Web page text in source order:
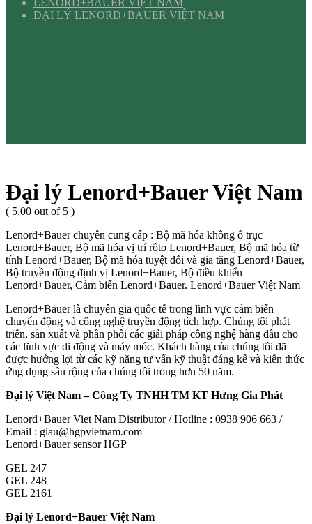
LENORD+BAUER VIỆT NAM
ĐẠI LÝ LENORD+BAUER VIỆT NAM
Đại lý Lenord+Bauer Việt Nam
( 5.00 out of 5 )
Lenord+Bauer chuyên cung cấp : Bộ mã hóa không ổ trục
Lenord+Bauer, Bộ mã hóa vị trí rôto Lenord+Bauer, Bộ mã hóa từ
tính Lenord+Bauer, Bộ mã hóa tuyệt đối và gia tăng Lenord+Bauer,
Bộ truyền động định vị Lenord+Bauer, Bộ điều khiển
Lenord+Bauer, Cảm biến Lenord+Bauer. Lenord+Bauer Việt Nam
Lenord+Bauer là chuyên gia quốc tế trong lĩnh vực cảm biến
chuyển động và công nghệ truyền động tích hợp. Chúng tôi phát
triển, sản xuất và phân phối các giải pháp công nghệ hàng đầu cho
các lĩnh vực di động và máy móc. Khách hàng của chúng tôi đã
được hưởng lợi từ các kỹ năng tư vấn kỹ thuật đáng kể và kiến thức
ứng dụng sâu rộng của chúng tôi trong hơn 50 năm.
Đại lý Việt Nam – Công Ty TNHH TM KT Hưng Gia Phát
Lenord+Bauer Viet Nam Distributor / Hotline : 0938 906 663 /
Email : giau@hgpvietnam.com
Lenord+Bauer sensor HGP
GEL 247
GEL 248
GEL 2161
Đại lý Lenord+Bauer Việt Nam